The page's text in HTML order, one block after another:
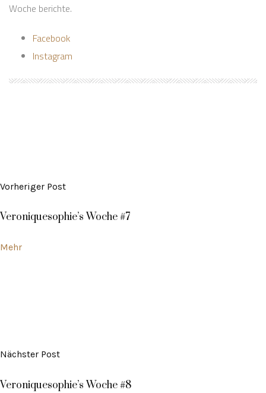
Woche berichte.
Facebook
Instagram
Vorheriger Post
Veroniquesophie’s Woche #7
Mehr
Nächster Post
Veroniquesophie’s Woche #8